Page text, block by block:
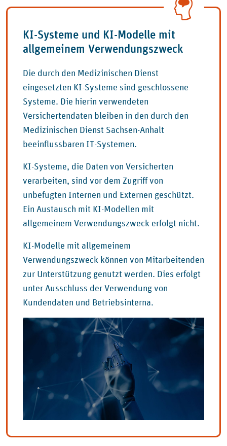
KI-Systeme und KI-Modelle mit
allgemeinem Verwendungszweck
Die durch den Medizinischen Dienst
eingesetzten KI-Systeme sind geschlossene
Systeme. Die hierin verwendeten
Versichertendaten bleiben in den durch den
Medizinischen Dienst Sachsen-Anhalt
beeinflussbaren IT-Systemen.
KI-Systeme, die Daten von Versicherten
verarbeiten, sind vor dem Zugriff von
unbefugten Internen und Externen geschützt.
Ein Austausch mit KI-Modellen mit
allgemeinem Verwendungszweck erfolgt nicht.
KI-Modelle mit allgemeinem
Verwendungszweck können von Mitarbeitenden
zur Unterstützung genutzt werden. Dies erfolgt
unter Ausschluss der Verwendung von
Kundendaten und Betriebsinterna.